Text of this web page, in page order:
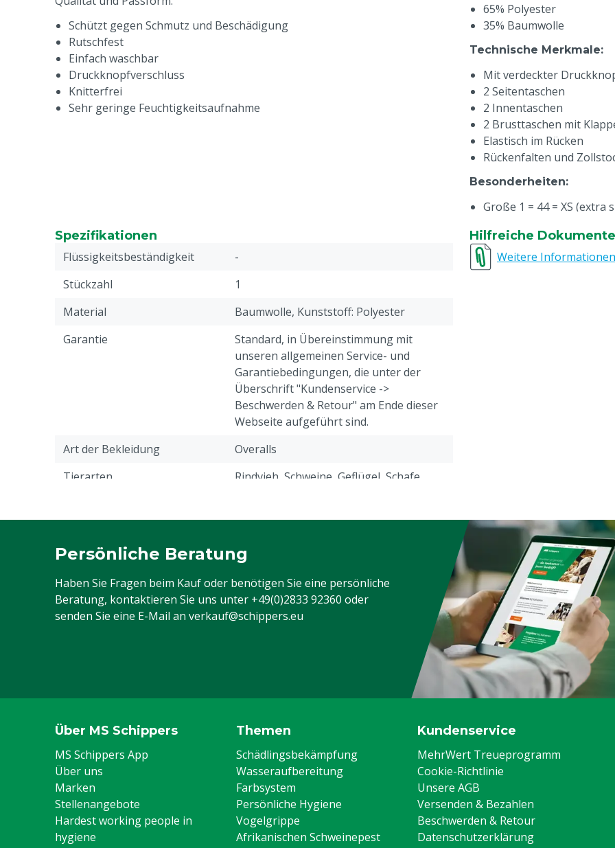
Schützt gegen Schmutz und Beschädigung
Rutschfest
Einfach waschbar
Druckknopfverschluss
Knitterfrei
Sehr geringe Feuchtigkeitsaufnahme
65% Polyester
35% Baumwolle
Technische Merkmale:
Mit verdeckter
2 Seitentaschen
2 Innentaschen
2 Brusttaschen mit
Elastisch im Rücken
Rückenfalten und
Besonderheiten:
Große 1 = 44 = XS (extra
Große 3 = 52 = M (medium)
Große 4 = 56 = L (large)
Große 5 = 60 = XL (extra
Spezifikationen
Flüssigkeitsbeständigkeit
-
Stückzahl
1
Material
Baumwolle, Kunststoff: Polyester
Garantie
Standard, in Übereinstimmung mit
unseren allgemeinen Service- und
Garantiebedingungen, die unter der
Überschrift "Kundenservice ->
Beschwerden & Retour" am Ende dieser
Webseite aufgeführt sind.
Art der Bekleidung
Overalls
Tierarten
Rindvieh, Schweine, Geflügel, Schafe,
Verschluss
Knopf
Tuchgewicht
245 g/m²
Typ Overalls
Standard-Overalls
Farbe
Blau (Marine)
Hilfreiche Dokumente
Weitere Informationen
Persönliche Beratung
Haben Sie Fragen beim Kauf oder benötigen Sie eine persönliche
Beratung, kontaktieren Sie uns unter +49(0)2833 92360 oder
senden Sie eine E-Mail an verkauf@schippers.eu
Über MS Schippers
MS Schippers App
Über uns
Marken
Stellenangebote
Hardest working people in
hygiene
Themen
Schädlingsbekämpfung
Wasseraufbereitung
Farbsystem
Persönliche Hygiene
Vogelgrippe
Afrikanischen Schweinepest
Kundenservice
MehrWert Treueprogramm
Cookie-Richtlinie
Unsere AGB
Versenden & Bezahlen
Beschwerden & Retour
Datenschutzerklärung